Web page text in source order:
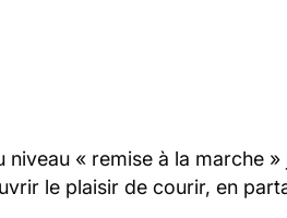
« remise à la marche
le plaisir de courir, en